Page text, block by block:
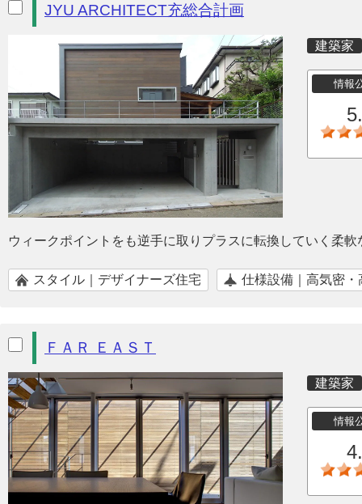
JYU ARCHITECT充総合計画
建築家
情報
ウィークポイントをも逆手に取りプラスに転換していく柔
スタイル｜デザイナーズ住宅 仕様設備｜高気密・
ＦＡＲ ＥＡＳＴ
建築家
情報